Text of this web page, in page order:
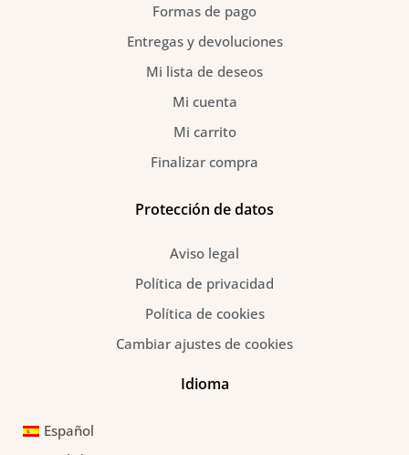
Formas de pago
Entregas y devoluciones
Mi lista de deseos
Mi cuenta
Mi carrito
Finalizar compra
Protección de datos
Aviso legal
Política de privacidad
Política de cookies
Cambiar ajustes de cookies
Idioma
Español